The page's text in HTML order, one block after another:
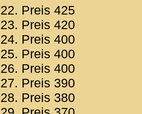
22. Preis 425
23. Preis 420
24. Preis 400
25. Preis 400
26. Preis 400
27. Preis 390
28. Preis 380